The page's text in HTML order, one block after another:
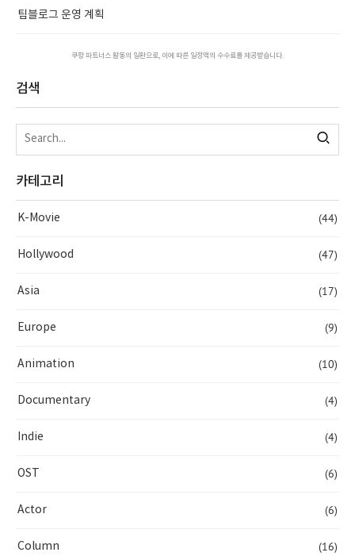
팀블로그 운영 계획
쿠팡 파트너스 활동의 일환으로, 이에 따른 일정액의 수수료를 제공받습니다.
검색
카테고리
K-Movie (44)
Hollywood (47)
Asia (17)
Europe (9)
Animation (10)
Documentary (4)
Indie (4)
OST (6)
Actor (6)
Column (16)